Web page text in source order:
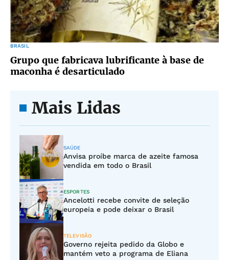
BRASIL
Grupo que fabricava lubrificante à base de
maconha é desarticulado
Mais Lidas
SAÚDE
Anvisa proíbe marca de azeite famosa
vendida em todo o Brasil
ESPORTES
Ancelotti recebe convite de seleção
europeia e pode deixar o Brasil
TELEVISÃO
Governo rejeita pedido da Globo e
mantém veto a programa de Eliana